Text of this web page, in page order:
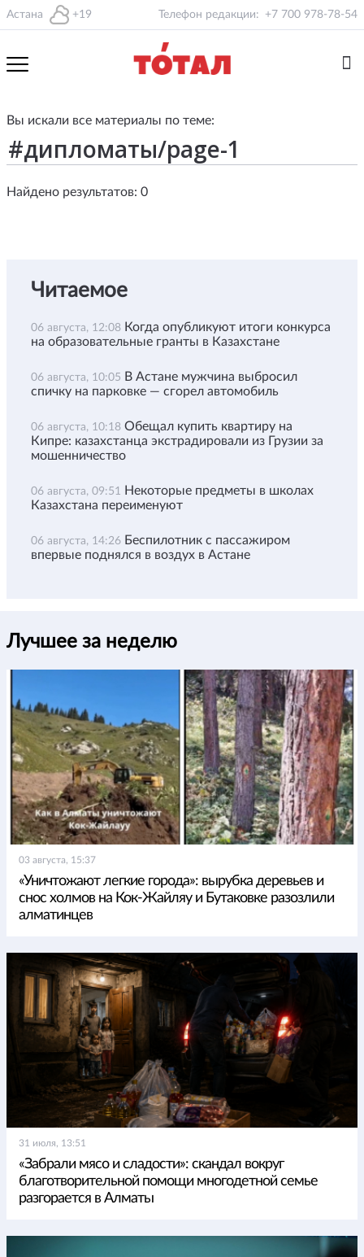
Астана +19 Телефон редакции: +7 700 978-78-54
Вы искали все материалы по теме:
Найдено результатов: 0
Читаемое
06 августа, 12:08 Когда опубликуют итоги конкурса
на образовательные гранты в Казахстане
06 августа, 10:05 В Астане мужчина выбросил
спичку на парковке — сгорел автомобиль
06 августа, 10:18 Обещал купить квартиру на
Кипре: казахстанца экстрадировали из Грузии за
мошенничество
06 августа, 09:51 Некоторые предметы в школах
Казахстана переименуют
06 августа, 14:26 Беспилотник с пассажиром
впервые поднялся в воздух в Астане
Лучшее за неделю
03 августа, 15:37
«Уничтожают легкие города»: вырубка деревьев и
снос холмов на Кок-Жайляу и Бутаковке разозлили
алматинцев
31 июля, 13:51
«Забрали мясо и сладости»: скандал вокруг
благотворительной помощи многодетной семье
разгорается в Алматы